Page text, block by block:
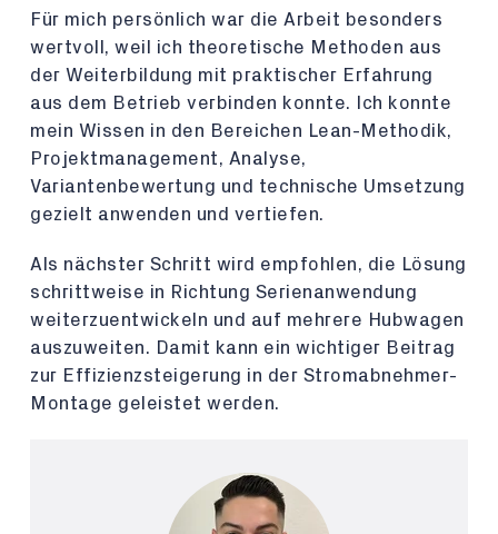
Für mich persönlich war die Arbeit besonders
wertvoll, weil ich theoretische Methoden aus
der Weiterbildung mit praktischer Erfahrung
aus dem Betrieb verbinden konnte. Ich konnte
mein Wissen in den Bereichen Lean-Methodik,
Projektmanagement, Analyse,
Variantenbewertung und technische Umsetzung
gezielt anwenden und vertiefen.
Als nächster Schritt wird empfohlen, die Lösung
schrittweise in Richtung Serienanwendung
weiterzuentwickeln und auf mehrere Hubwagen
auszuweiten. Damit kann ein wichtiger Beitrag
zur Effizienzsteigerung in der Stromabnehmer-
Montage geleistet werden.